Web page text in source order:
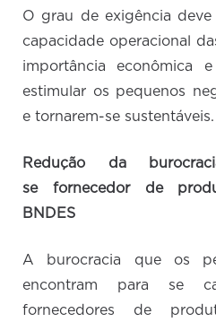
O grau de exigência
capacidade operacional
importância econômica
estimular os pequenos
e tornarem-se sustentáveis.
Redução da
se fornecedor de
BNDES
A burocracia que os
encontram para se
fornecedores de